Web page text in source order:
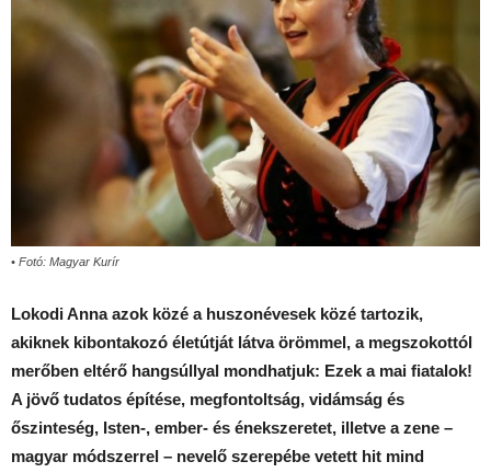
• Fotó: Magyar Kurír
Lokodi Anna azok közé a huszonévesek közé tartozik,
akiknek kibontakozó életútját látva örömmel, a megszokottól
merőben eltérő hangsúllyal mondhatjuk: Ezek a mai fiatalok!
A jövő tudatos építése, megfontoltság, vidámság és
őszinteség, Isten-, ember- és énekszeretet, illetve a zene –
magyar módszerrel – nevelő szerepébe vetett hit mind